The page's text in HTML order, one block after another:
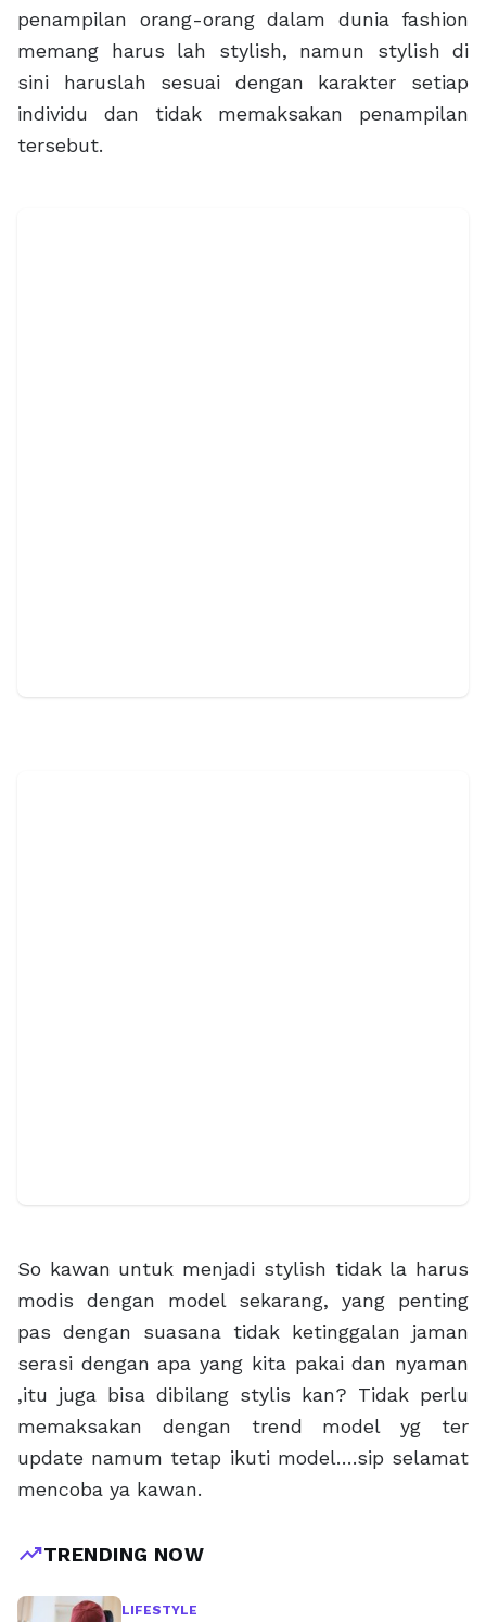
penampilan orang-orang dalam dunia fashion
memang harus lah stylish, namun stylish di
sini haruslah sesuai dengan karakter setiap
individu dan tidak memaksakan penampilan
tersebut.
So kawan untuk menjadi stylish tidak la harus
modis dengan model sekarang, yang penting
pas dengan suasana tidak ketinggalan jaman
serasi dengan apa yang kita pakai dan nyaman
,itu juga bisa dibilang stylis kan? Tidak perlu
memaksakan dengan trend model yg ter
update namum tetap ikuti model….sip selamat
mencoba ya kawan.
trending_upTRENDING NOW
LIFESTYLE